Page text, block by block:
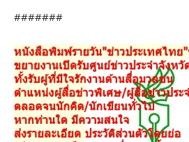
#######